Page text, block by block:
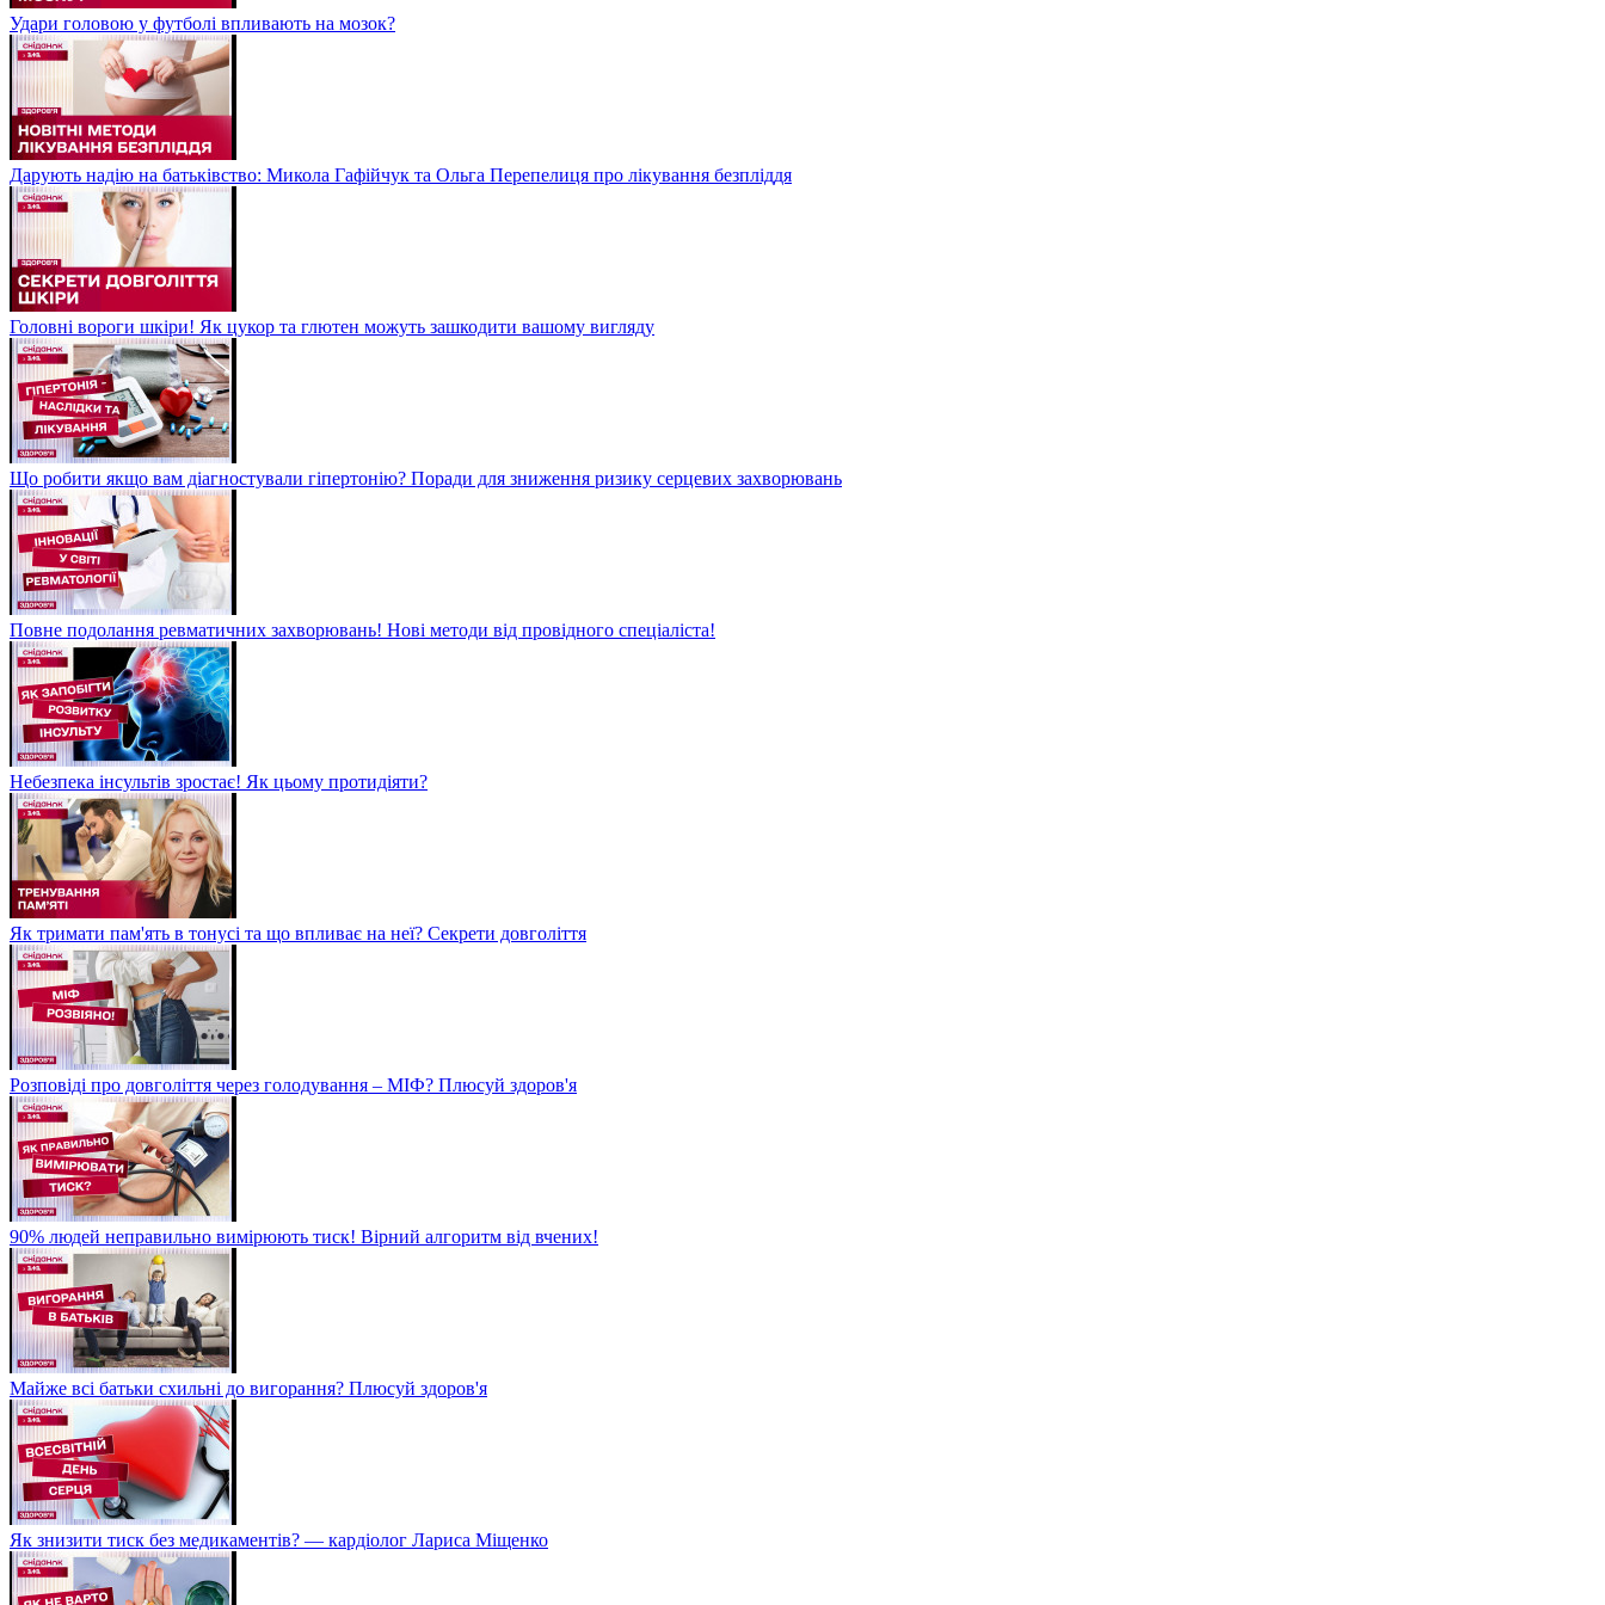
Удари головою у футболі впливають на мозок?
Дарують надію на батьківство: Микола Гафійчук та Ольга Перепелиця про лікування безпліддя
Головні вороги шкіри! Як цукор та глютен можуть зашкодити вашому вигляду
Що робити якщо вам діагностували гіпертонію? Поради для зниження ризику серцевих захворювань
Повне подолання ревматичних захворювань! Нові методи від провідного спеціаліста!
Небезпека інсультів зростає! Як цьому протидіяти?
Як тримати пам'ять в тонусі та що впливає на неї? Секрети довголіття
Розповіді про довголіття через голодування – МІФ? Плюсуй здоров'я
90% людей неправильно вимірюють тиск! Вірний алгоритм від вчених!
Майже всі батьки схильні до вигорання? Плюсуй здоров'я
Як знизити тиск без медикаментів? — кардіолог Лариса Міщенко